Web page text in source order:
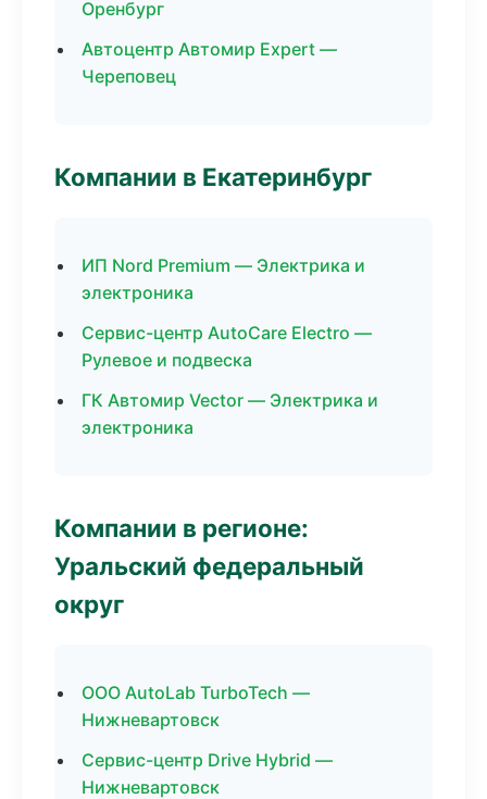
Оренбург
Автоцентр Автомир Expert —
Череповец
Компании в Екатеринбург
ИП Nord Premium — Электрика и
электроника
Сервис-центр AutoCare Electro —
Рулевое и подвеска
ГК Автомир Vector — Электрика и
электроника
Компании в регионе:
Уральский федеральный
округ
ООО AutoLab TurboTech —
Нижневартовск
Сервис-центр Drive Hybrid —
Нижневартовск